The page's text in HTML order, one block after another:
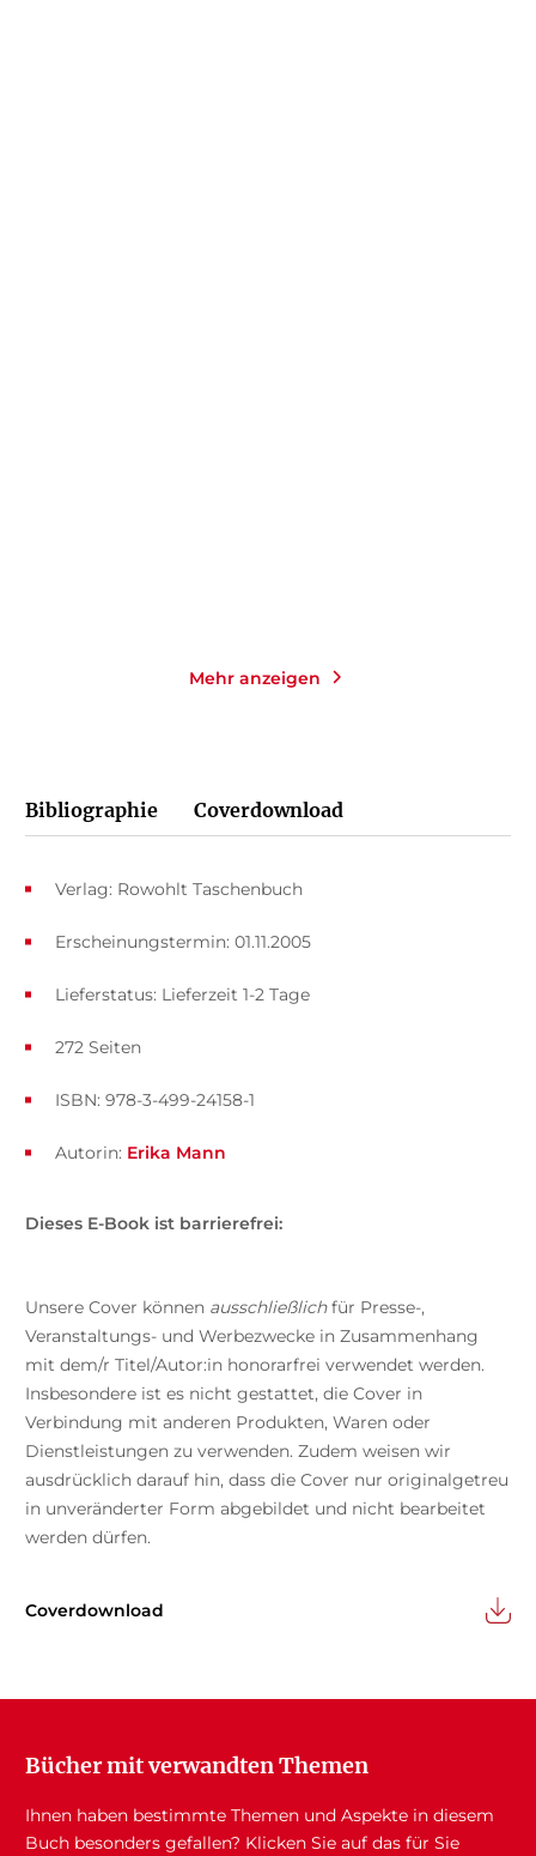
Mehr anzeigen
Bibliographie Coverdownload
Verlag: Rowohlt Taschenbuch
Erscheinungstermin: 01.11.2005
Lieferstatus: Lieferzeit 1-2 Tage
ISBN: 978-3-499-24158-1
272 Seiten
Autorin: Erika Mann
Dieses E-Book ist barrierefrei:
Unsere Cover können ausschließlichfür Presse-,
Veranstaltungs- und Werbezwecke in Zusammenhang
mit dem/r Titel/Autor:in honorarfrei verwendet werden.
Insbesondere ist es nicht gestattet, die Cover in
Verbindung mit anderen Produkten, Waren oder
Dienstleistungen zu verwenden. Zudem weisen wir
ausdrücklich darauf hin, dass die Cover nur originalgetreu
in unveränderter Form abgebildet und nicht bearbeitet
werden dürfen.
Coverdownload
Bücher mit verwandten Themen
Ihnen haben bestimmte Themen und Aspekte in diesem
Buch besonders gefallen? Klicken Sie auf das für Sie